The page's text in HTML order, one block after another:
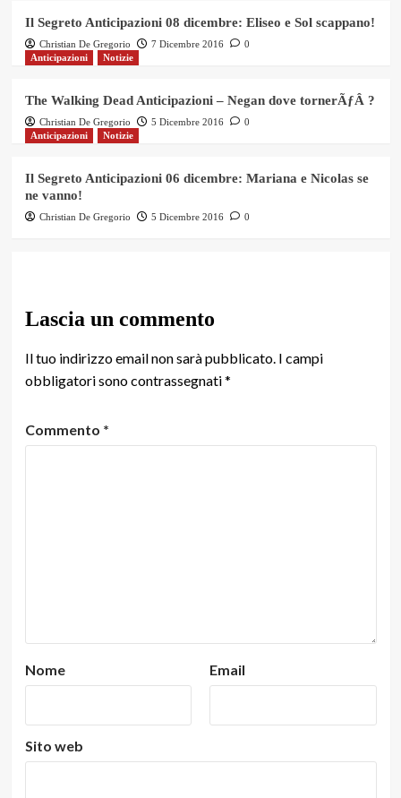
Il Segreto Anticipazioni 08 dicembre: Eliseo e Sol scappano!
Christian De Gregorio 7 Dicembre 2016
0
Anticipazioni
Notizie
The Walking Dead Anticipazioni – Negan dove tornerÃƒÂ ?
Christian De Gregorio 5 Dicembre 2016
0
Anticipazioni
Notizie
Il Segreto Anticipazioni 06 dicembre: Mariana e Nicolas se
ne vanno!
Christian De Gregorio 5 Dicembre 2016 0
Lascia un commento
Il tuo indirizzo email non sarà pubblicato. I campi
obbligatori sono contrassegnati*
Commento *
Nome Email
Sito web